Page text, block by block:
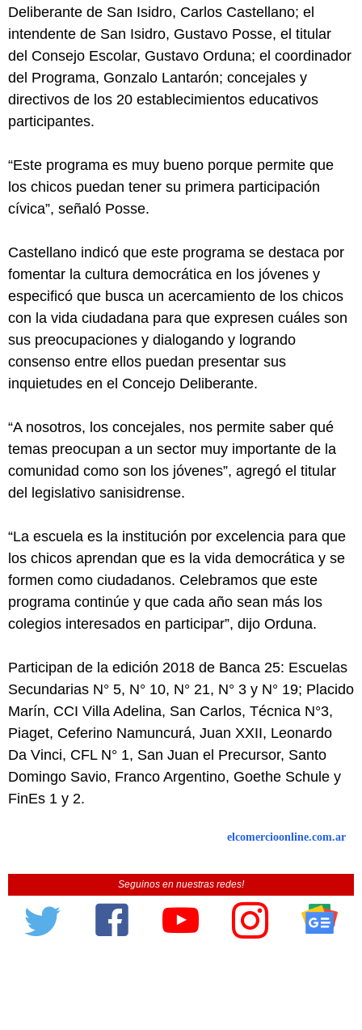
Deliberante de San Isidro, Carlos Castellano; el
intendente de San Isidro, Gustavo Posse, el titular
del Consejo Escolar, Gustavo Orduna; el coordinador
del Programa, Gonzalo Lantarón; concejales y
directivos de los 20 establecimientos educativos
participantes.
“Este programa es muy bueno porque permite que
los chicos puedan tener su primera participación
cívica”, señaló Posse.
Castellano indicó que este programa se destaca por
fomentar la cultura democrática en los jóvenes y
especificó que busca un acercamiento de los chicos
con la vida ciudadana para que expresen cuáles son
sus preocupaciones y dialogando y logrando
consenso entre ellos puedan presentar sus
inquietudes en el Concejo Deliberante.
“A nosotros, los concejales, nos permite saber qué
temas preocupan a un sector muy importante de la
comunidad como son los jóvenes”, agregó el titular
del legislativo sanisidrense.
“La escuela es la institución por excelencia para que
los chicos aprendan que es la vida democrática y se
formen como ciudadanos. Celebramos que este
programa continúe y que cada año sean más los
colegios interesados en participar”, dijo Orduna.
Participan de la edición 2018 de Banca 25: Escuelas
Secundarias N° 5, N° 10, N° 21, N° 3 y N° 19; Placido
Marín, CCI Villa Adelina, San Carlos, Técnica N°3,
Piaget, Ceferino Namuncurá, Juan XXII, Leonardo
Da Vinci, CFL N° 1, San Juan el Precursor, Santo
Domingo Savio, Franco Argentino, Goethe Schule y
FinEs 1 y 2.
elcomercioonline.com.ar
Seguinos en nuestras redes!